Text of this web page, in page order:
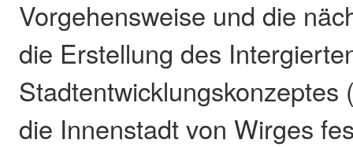
Vorgehensweise und die
die Erstellung des
Stadtentwicklungskonzeptes
die Innenstadt von Wirges